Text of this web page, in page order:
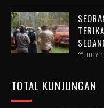
JULY
TOTAL KUNJUNGAN